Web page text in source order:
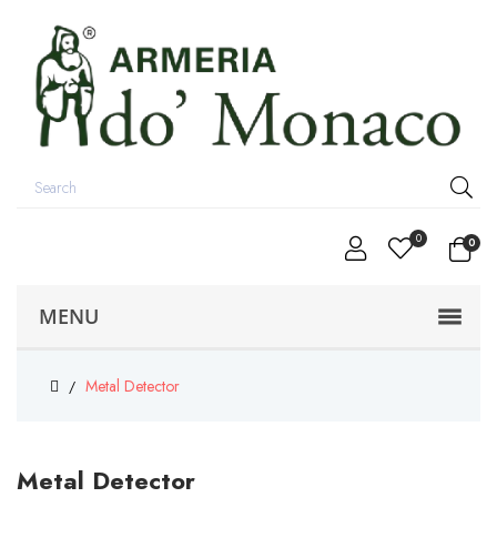
0 0
MENU
Metal Detector
Metal Detector